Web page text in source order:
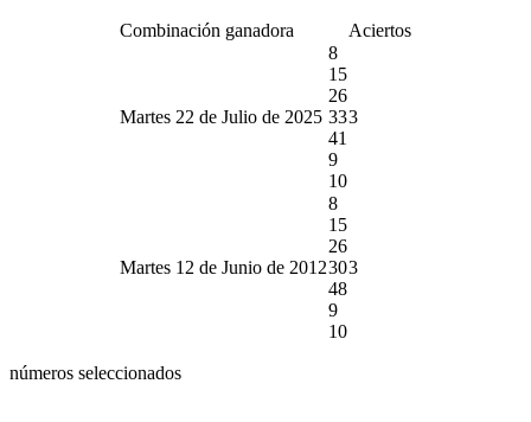
Combinación ganadora Aciertos
Martes 22 de Julio de 2025
8
15
26
33
41
9
10
3
Martes 12 de Junio de 2012
8
15
26
30
48
9
10
3
números seleccionados